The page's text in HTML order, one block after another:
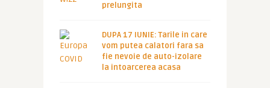
prelungita
DUPA 17 IUNIE: Tarile in care
vom putea calatori fara sa
fie nevoie de auto-izolare
la intoarcerea acasa